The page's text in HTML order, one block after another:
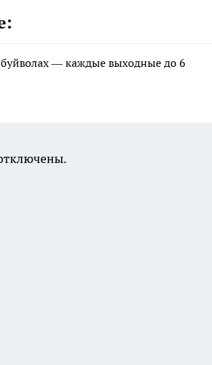
— каждые выходные до 6